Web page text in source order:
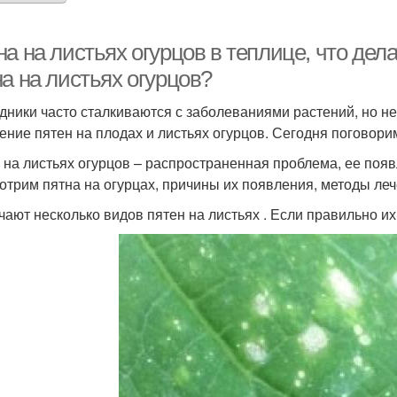
на листьях огурцов в теплице, что
на листьях огурцов?
часто сталкиваются с заболеваниями растений, но
пятен на плодах и листьях огурцов. Сегодня
листьях огурцов – распространенная проблема, ее
пятна на огурцах, причины их появления, методы
несколько видов пятен на листьях . Если правильно